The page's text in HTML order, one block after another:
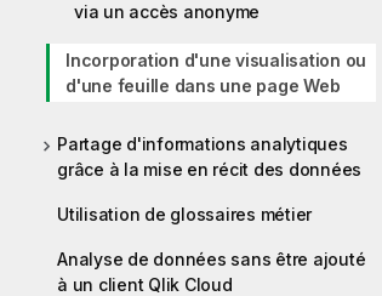
via un accès anonyme
Incorporation d'une visualisation ou
d'une feuille dans une page Web
Partage d'informations analytiques
grâce à la mise en récit des données
Utilisation de glossaires métier
Analyse de données sans être ajouté
à un client Qlik Cloud